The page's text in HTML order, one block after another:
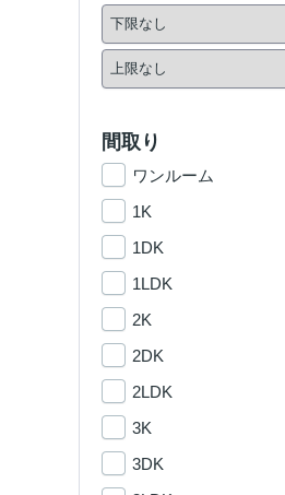
間取り
ワンルーム
1K
1DK
1LDK
2K
2DK
2LDK
3K
3DK